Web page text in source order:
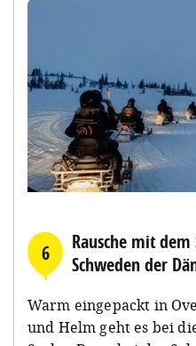
6
Rausche mit
Schweden der
Warm eingepackt in
und Helm geht es bei